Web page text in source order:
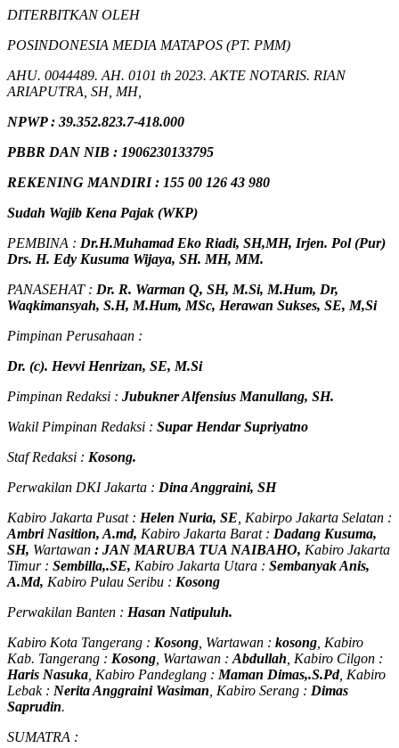
DITERBITKAN OLEH
POSINDONESIA MEDIA MATAPOS (PT. PMM)
AHU. 0044489. AH. 0101 th 2023. AKTE NOTARIS. RIAN
ARIAPUTRA, SH, MH,
NPWP: 39.352.823.7-418.000
PBBR DAN NIB : 1906230133795
REKENING MANDIRI : 155 00 126 43 980
Sudah Wajib Kena Pajak (WKP)
PEMBINA : Dr.H.Muhamad Eko Riadi, SH,MH, Irjen. Pol (Pur)
Drs. H. Edy Kusuma Wijaya, SH. MH, MM.
PANASEHAT : Dr. R. Warman Q, SH, M.Si, M.Hum, Dr,
Waqkimansyah, S.H, M.Hum, MSc, Herawan Sukses, SE, M,Si
Pimpinan Perusahaan :
Dr. (c). Hevvi Henrizan, SE, M.Si
Pimpinan Redaksi : Jubukner Alfensius Manullang, SH.
Wakil Pimpinan Redaksi : Supar Hendar Supriyatno
Staf Redaksi : Kosong.
Perwakilan DKI Jakarta : Dina Anggraini, SH
Kabiro Jakarta Pusat : Helen Nuria, SE , Kabirpo Jakarta Selatan :
Ambri Nasition, A.md, Kabiro Jakarta Barat : Dadang Kusuma,
SH, Wartawan : JAN MARUBA TUA NAIBAHO, Kabiro Jakarta
Timur : Sembilla,.SE, Kabiro Jakarta Utara : Sembanyak Anis,
A.Md, Kabiro Pulau Seribu : Kosong
Perwakilan Banten : Hasan Natipuluh.
Kabiro Kota Tangerang : Kosong , Wartawan : kosong , Kabiro
Kab. Tangerang : Kosong , Wartawan : Abdullah , Kabiro Cilgon :
Haris Nasuka , Kabiro Pandeglang : Maman Dimas,.S.Pd, Kabiro
Lebak : Nerita Anggraini Wasiman , Kabiro Serang : Dimas
Saprudin.
SUMATRA :